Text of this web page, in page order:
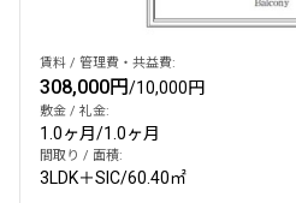
フリーレント付き
間取り
賃料 / 管理費・共益費:
308,000円/10,000円
敷金 / 礼金:
1.0ヶ月/1.0ヶ月
間取り / 面積:
3LDK＋SIC/60.40㎡